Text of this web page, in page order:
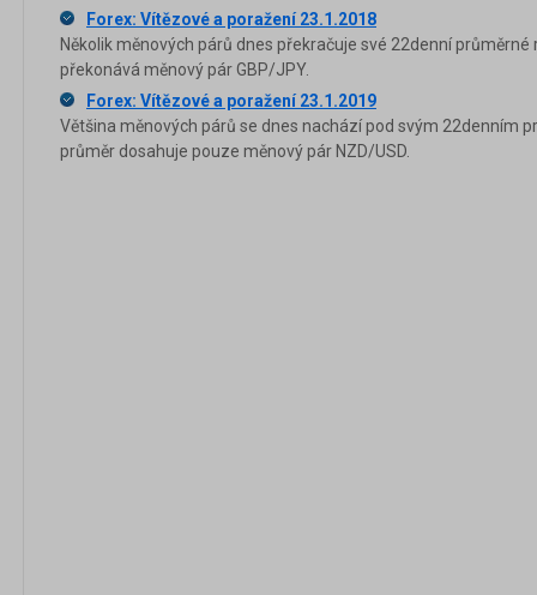
Forex: Vítězové a poražení 23.1.2018
Několik měnových párů dnes překračuje své 22denní
překonává měnový pár GBP/JPY.
Forex: Vítězové a poražení 23.1.2019
Většina měnových párů se dnes nachází pod svým 22denním
průměr dosahuje pouze měnový pár NZD/USD.